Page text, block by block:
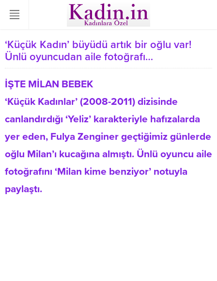
‘Küçük Kadın’ büyüdü artık bir oğlu var!
Ünlü oyuncudan aile fotoğrafı…
İŞTE MİLAN BEBEK
‘Küçük Kadınlar’ (2008-2011) dizisinde
canlandırdığı ‘Yeliz’ karakteriyle hafızalarda
yer eden, Fulya Zenginer geçtiğimiz günlerde
oğlu Milan’ı kucağına almıştı. Ünlü oyuncu aile
fotoğrafını ‘Milan kime benziyor’ notuyla
paylaştı.